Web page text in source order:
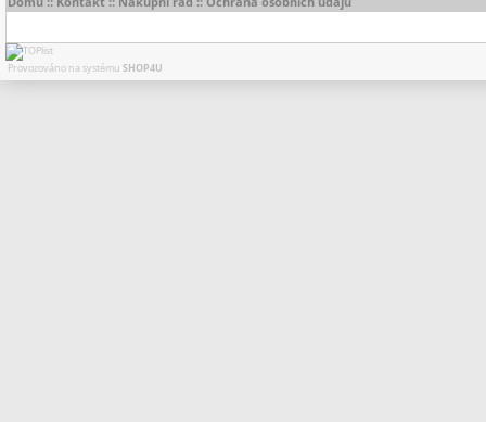
Provozováno na systému SHOP4U